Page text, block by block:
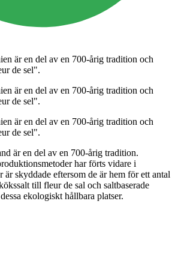
är en del av en 700-årig tradition och
de sel".
är en del av en 700-årig tradition och
de sel".
är en del av en 700-årig tradition och
de sel".
är en del av en 700-årig tradition.
har förts vidare i
är skyddade eftersom de är hem för ett antal
till fleur de sal och saltbaserade
ekologiskt hållbara platser.